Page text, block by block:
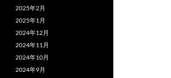
2025年2月
2025年1月
2024年12月
2024年11月
2024年10月
2024年9月